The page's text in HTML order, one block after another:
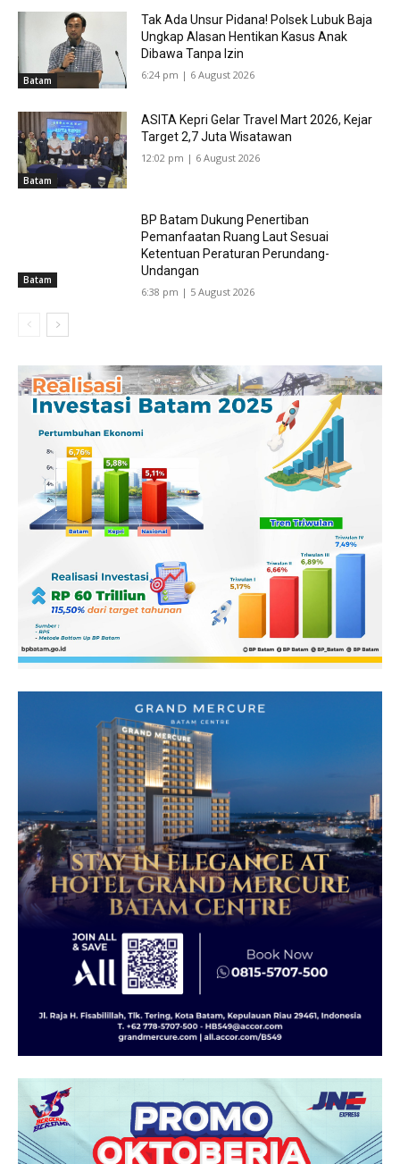
Batam
Tak Ada Unsur Pidana! Polsek Lubuk Baja
Ungkap Alasan Hentikan Kasus Anak
Dibawa Tanpa Izin
6:24 pm | 6 August 2026
Batam
ASITA Kepri Gelar Travel Mart 2026, Kejar
Target 2,7 Juta Wisatawan
12:02 pm | 6 August 2026
Batam
BP Batam Dukung Penertiban
Pemanfaatan Ruang Laut Sesuai
Ketentuan Peraturan Perundang-
Undangan
6:38 pm | 5 August 2026